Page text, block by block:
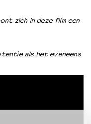
zich in deze film een
als het eveneens